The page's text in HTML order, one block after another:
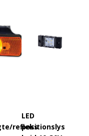
radio og
4 er en af de
6005 ikke skaber
antenner og
refleks
LED
positionslys